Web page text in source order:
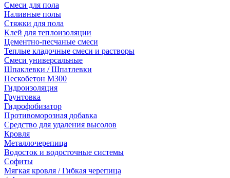
Смеси для пола
Наливные полы
Стяжки для пола
Клей для теплоизоляции
Цементно-песчаные смеси
Теплые кладочные смеси и растворы
Смеси универсальные
Шпаклевки / Шпатлевки
Пескобетон М300
Гидроизоляция
Грунтовка
Гидрофобизатор
Противоморозная добавка
Средство для удаления высолов
Кровля
Металлочерепица
Водосток и водосточные системы
Софиты
Мягкая кровля / Гибкая черепица